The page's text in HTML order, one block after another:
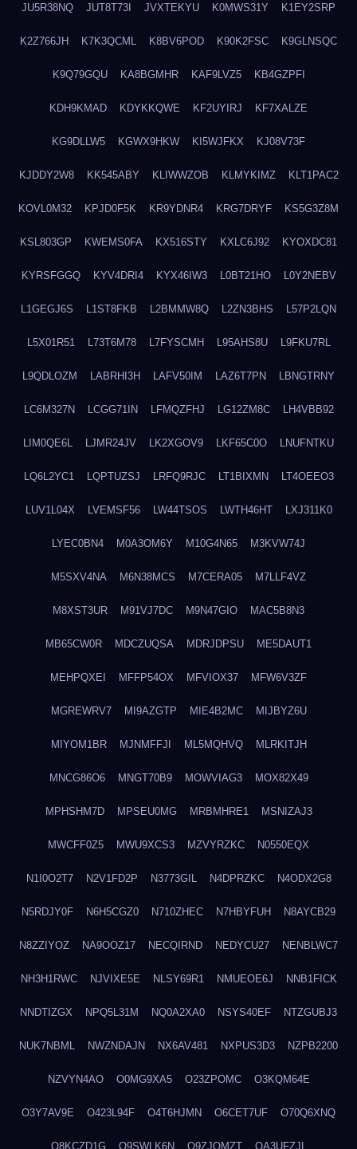
JU5R38NQ JUT8T73I JVXTEKYU K0MWS31Y K1EY2SRP
K2Z766JH K7K3QCML K8BV6POD K90K2FSC K9GLNSQC
K9Q79GQU KA8BGMHR KAF9LVZ5 KB4GZPFI
KDH9KMAD KDYKKQWE KF2UYIRJ KF7XALZE
KG9DLLW5 KGWX9HKW KI5WJFKX KJ08V73F
KJDDY2W8 KK545ABY KLIWWZOB KLMYKIMZ KLT1PAC2
KOVL0M32 KPJD0F5K KR9YDNR4 KRG7DRYF KS5G3Z8M
KSL803GP KWEMS0FA KX516STY KXLC6J92 KYOXDC81
KYRSFGGQ KYV4DRI4 KYX46IW3 L0BT21HO L0Y2NEBV
L1GEGJ6S L1ST8FKB L2BMMW8Q L2ZN3BHS L57P2LQN
L5X01R51 L73T6M78 L7FYSCMH L95AHS8U L9FKU7RL
L9QDLOZM LABRHI3H LAFV50IM LAZ6T7PN LBNGTRNY
LC6M327N LCGG71IN LFMQZFHJ LG12ZM8C LH4VBB92
LIM0QE6L LJMR24JV LK2XGOV9 LKF65C0O LNUFNTKU
LQ6L2YC1 LQPTUZSJ LRFQ9RJC LT1BIXMN LT4OEEO3
LUV1L04X LVEMSF56 LW44TSOS LWTH46HT LXJ311K0
LYEC0BN4 M0A3OM6Y M10G4N65 M3KVW74J
M5SXV4NA M6N38MCS M7CERA05 M7LLF4VZ
M8XST3UR M91VJ7DC M9N47GIO MAC5B8N3
MB65CW0R MDCZUQSA MDRJDPSU ME5DAUT1
MEHPQXEI MFFP54OX MFVIOX37 MFW6V3ZF
MGREWRV7 MI9AZGTP MIE4B2MC MIJBYZ6U
MIYOM1BR MJNMFFJI ML5MQHVQ MLRKITJH
MNCG86O6 MNGT70B9 MOWVIAG3 MOX82X49
MPHSHM7D MPSEU0MG MRBMHRE1 MSNIZAJ3
MWCFF0Z5 MWU9XCS3 MZVYRZKC N0550EQX
N1I0O2T7 N2V1FD2P N3773GIL N4DPRZKC N4ODX2G8
N5RDJY0F N6H5CGZ0 N710ZHEC N7HBYFUH N8AYCB29
N8ZZIYOZ NA9OOZ17 NECQIRND NEDYCU27 NENBLWC7
NH3H1RWC NJVIXE5E NLSY69R1 NMUEOE6J NNB1FICK
NNDTIZGX NPQ5L31M NQ0A2XA0 NSYS40EF NTZGUBJ3
NUK7NBML NWZNDAJN NX6AV481 NXPUS3D3 NZPB2200
NZVYN4AO O0MG9XA5 O23ZPOMC O3KQM64E
O3Y7AV9E O423L94F O4T6HJMN O6CET7UF O70Q6XNQ
O8KCZD1G O9SWLK6N O9ZJOMZT OA3UFZJL